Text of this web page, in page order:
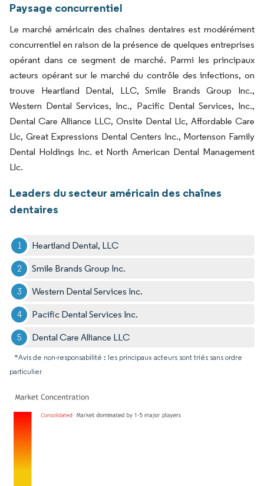
Paysage concurrentiel
Le marché américain des chaînes dentaires est modérément
concurrentiel en raison de la présence de quelques entreprises
opérant dans ce segment de marché. Parmi les principaux
acteurs opérant sur le marché du contrôle des infections, on
trouve Heartland Dental, LLC, Smile Brands Group Inc.,
Western Dental Services, Inc., Pacific Dental Services, Inc.,
Dental Care Alliance LLC, Onsite Dental Llc, Affordable Care
Llc, Great Expressions Dental Centers Inc., Mortenson Family
Dental Holdings Inc. et North American Dental Management
Llc.
Leaders du secteur américain des chaînes
dentaires
Heartland Dental, LLC
Smile Brands Group Inc.
Western Dental Services Inc.
Pacific Dental Services Inc.
Dental Care Alliance LLC
*Avis de non-responsabilité : les principaux acteurs sont triés sans ordre
particulier